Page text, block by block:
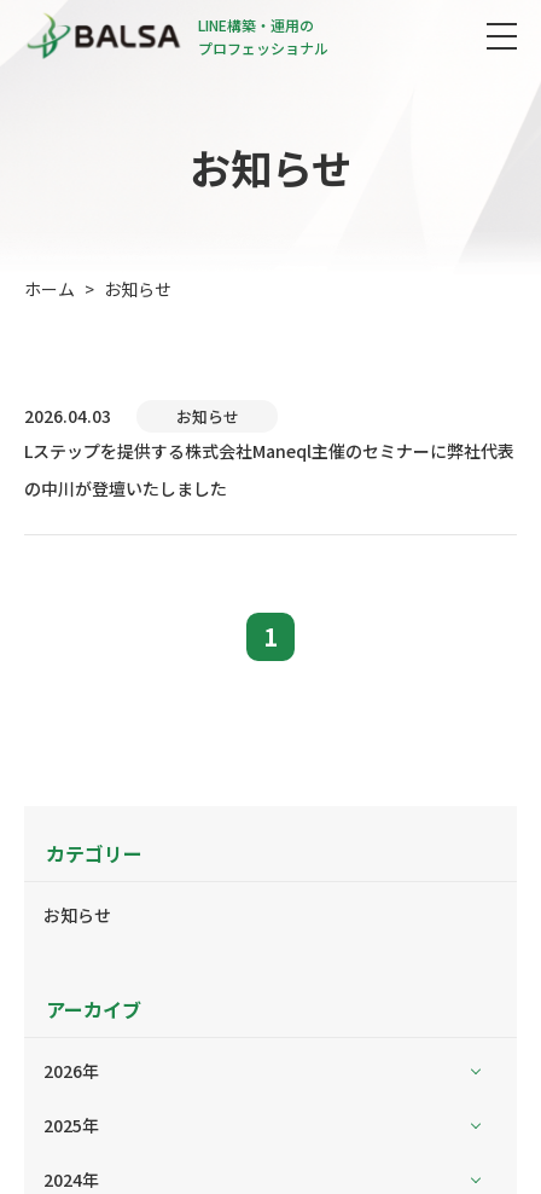
LINE構築・運用の
プロフェッショナル
お知らせ
ホーム お知らせ
2026.04.03 お知らせ
Lステップを提供する株式会社Maneql主催のセミナーに弊社代表
の中川が登壇いたしました
1
カテゴリー
お知らせ
アーカイブ
2026年
2025年
2024年